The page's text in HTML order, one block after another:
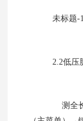
未标题-
2.2低压
测全